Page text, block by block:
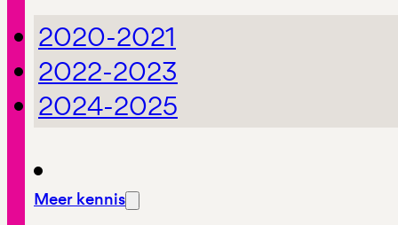
2020-2021
2022-2023
2024-2025
Meer kennis